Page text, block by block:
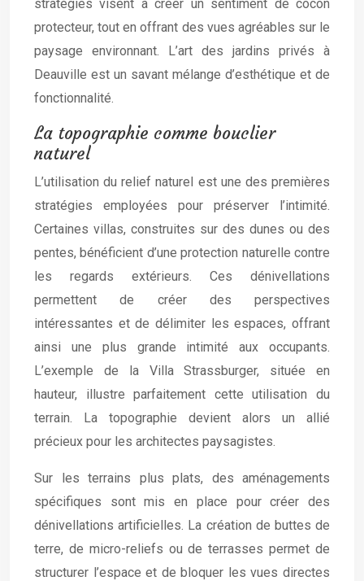
stratégies visent à créer un sentiment de cocon
protecteur, tout en offrant des vues agréables sur le
paysage environnant. L’art des jardins privés à
Deauville est un savant mélange d’esthétique et de
fonctionnalité.
La topographie comme bouclier
naturel
L’utilisation du relief naturel est une des premières
stratégies employées pour préserver l’intimité.
Certaines villas, construites sur des dunes ou des
pentes, bénéficient d’une protection naturelle contre
les regards extérieurs. Ces dénivellations
permettent de créer des perspectives
intéressantes et de délimiter les espaces, offrant
ainsi une plus grande intimité aux occupants.
L’exemple de la Villa Strassburger, située en
hauteur, illustre parfaitement cette utilisation du
terrain. La topographie devient alors un allié
précieux pour les architectes paysagistes.
Sur les terrains plus plats, des aménagements
spécifiques sont mis en place pour créer des
dénivellations artificielles. La création de buttes de
terre, de micro-reliefs ou de terrasses permet de
structurer l’espace et de bloquer les vues directes